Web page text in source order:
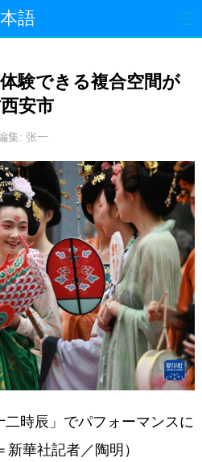
語
観 光
国 際
験できる複合空間が
安市
集: 张一
時辰」でパフォーマンスに
華社記者／陶明）